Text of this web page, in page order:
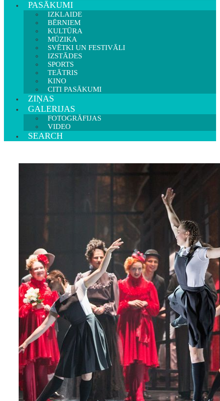
PASĀKUMI
IZKLAIDE
BĒRNIEM
KULTŪRA
MŪZIKA
SVĒTKI UN FESTIVĀLI
IZSTĀDES
SPORTS
TEĀTRIS
KINO
CITI PASĀKUMI
ZIŅAS
GALERIJAS
FOTOGRĀFIJAS
VIDEO
SEARCH